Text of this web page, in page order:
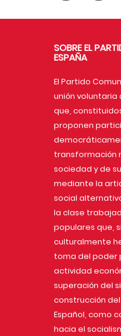
SOBRE EL
ESPAÑA
El Partido
unión voluntaria
que,
proponen
transformación
sociedad y de
mediante la
social
la clase
populares que,
culturalmente
toma del poder
actividad
superación del
construcción
Español, como
hacia el